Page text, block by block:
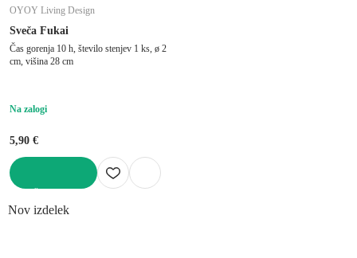
OYOY Living Design
Sveča Fukai
Čas gorenja 10 h, število stenjev 1 ks, ø 2
cm, višina 28 cm
Na zalogi
5,90 €
Nov izdelek